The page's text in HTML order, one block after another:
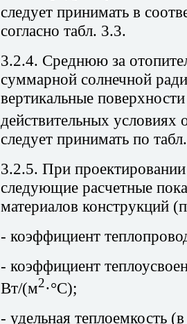
следует принимать в
согласно табл. 3.3.
3.2.4. Среднюю за
суммарной солнечной
вертикальные
действительных условиях
следует принимать по
3.2.5. При
следующие расчетные
материалов
- коэффициент
- коэффициент
Вт/(м2·°С);
- удельная теплоемкость